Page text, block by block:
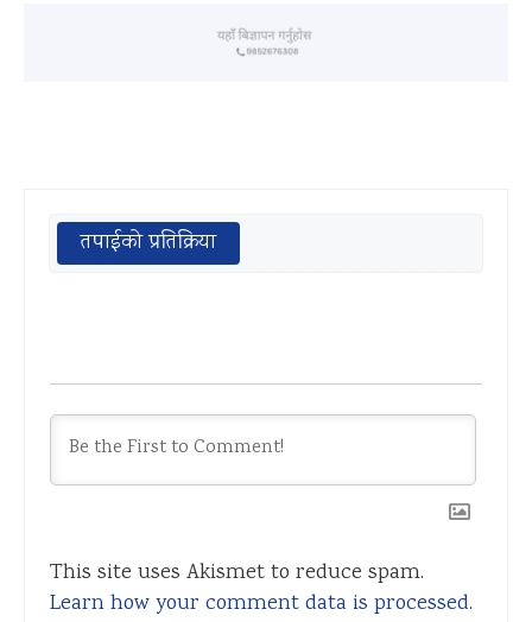
तपाईको प्रतिक्रिया
This site uses Akismet to reduce spam.
Learn how your comment data is processed.